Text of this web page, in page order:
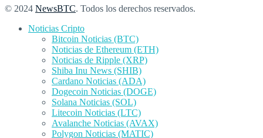
© 2024 NewsBTC. Todos los derechos reservados.
Noticias Cripto
Bitcoin Noticias (BTC)
Noticias de Ethereum (ETH)
Noticias de Ripple (XRP)
Shiba Inu News (SHIB)
Cardano Noticias (ADA)
Dogecoin Noticias (DOGE)
Solana Noticias (SOL)
Litecoin Noticias (LTC)
Avalanche Noticias (AVAX)
Polygon Noticias (MATIC)